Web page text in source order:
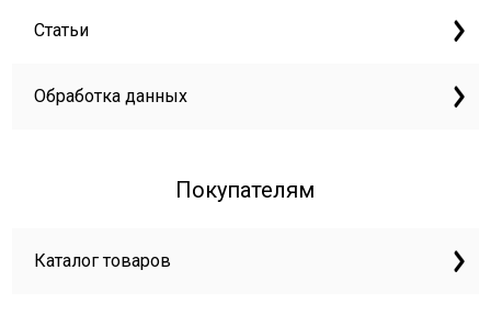
Статьи
Обработка данных
Покупателям
Каталог товаров